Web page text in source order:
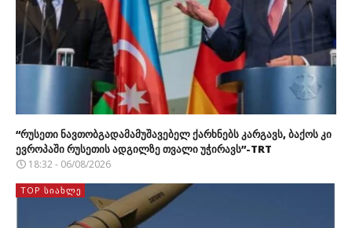
“რუსეთი ნავთობგადამამუშავებელ ქარხნებს კარგავს, ბაქოს კი
ევროპაში რუსეთის ადგილზე თვალი უჭირავს”-TRT
18:32 - 06/08/2026
TOP ᲡᲘᲐᲮᲚᲔ